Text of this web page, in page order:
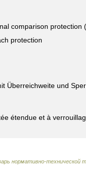
comparison protection
protection
Überreichweite und
étendue et à
нормативно-технической